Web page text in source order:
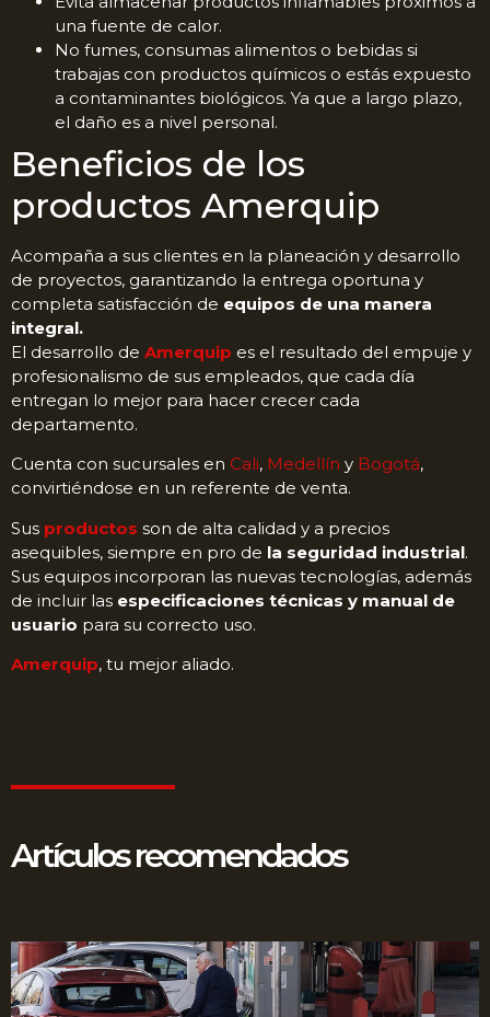
una fuente de calor.
No fumes, consumas alimentos o bebidas si
trabajas con productos químicos o estás expuesto
a contaminantes biológicos. Ya que a largo plazo,
el daño es a nivel personal.
Beneficios de los
productos Amerquip
Acompaña a sus clientes en la planeación y desarrollo
de proyectos, garantizando la entrega oportuna y
completa satisfacción de equipos de una manera
integral.
El desarrollo de Amerquip es el resultado del empuje y
profesionalismo de sus empleados, que cada día
entregan lo mejor para hacer crecer cada
departamento.
Cuenta con sucursales en Cali, Medellín y Bogotá,
convirtiéndose en un referente de venta.
Sus productos son de alta calidad y a precios
asequibles, siempre en pro de la seguridad industrial.
Sus equipos incorporan las nuevas tecnologías, además
de incluir las especificaciones técnicas y manual de
usuario para su correcto uso.
Amerquip, tu mejor aliado.
Artículos recomendados